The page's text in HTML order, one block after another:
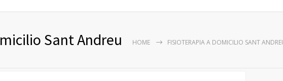
Sant Andreu HOME FISIOTERAPIA A DOMICILIO SANT